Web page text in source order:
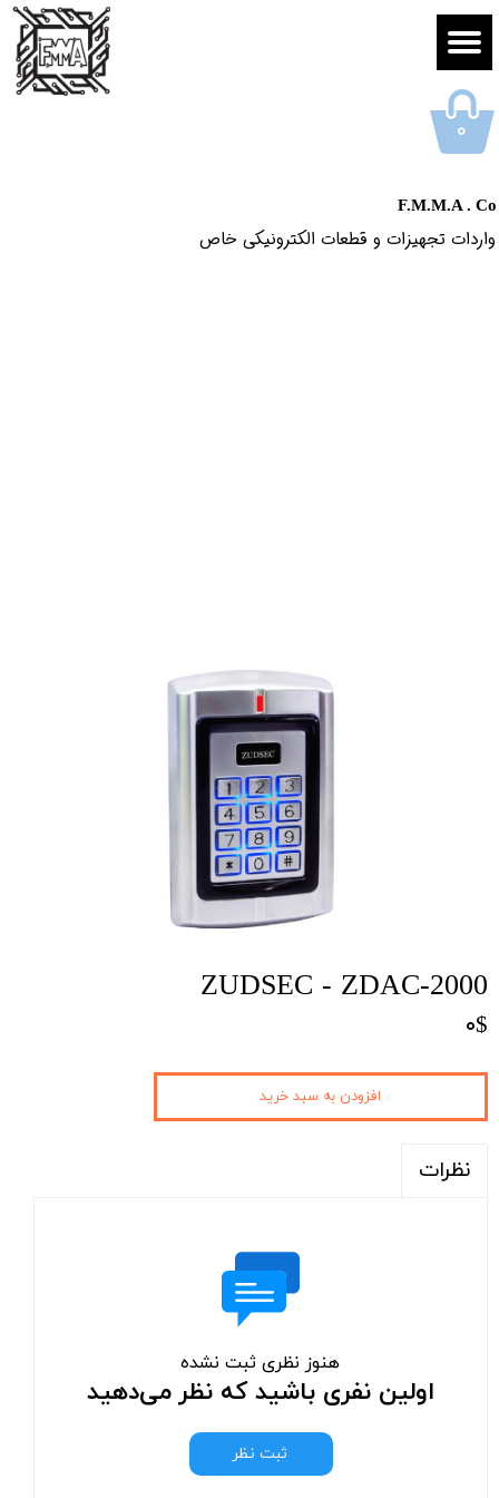
F.M.M.A . Co
واردات تجهیزات و قطعات الکترونیکى خاص​​​​​​​
۰
ZUDSEC - ZDAC-2000
۰$
افزودن به سبد خرید
نظرات
هنوز نظری ثبت نشده
اولین نفری باشید که نظر می‌دهید
ثبت نظر